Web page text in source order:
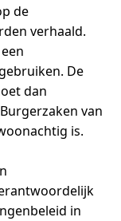
de
verhaald.
De
dan
van
is.
in